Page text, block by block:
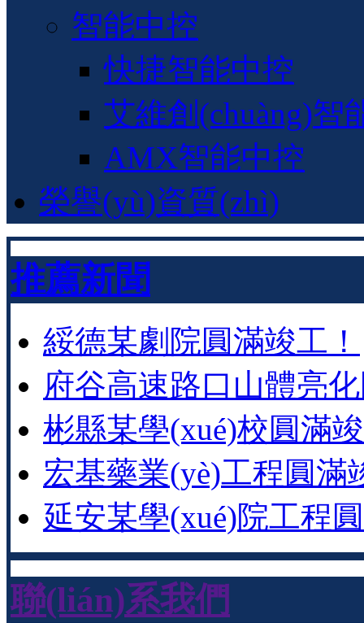
智能中控
快捷智能中控
艾維創(chuàng)智
AMX智能中控
榮譽(yù)資質(zhì)
推薦新聞
綏德某劇院圓滿竣工！
府谷高速路口山體亮化
彬縣某學(xué)校圓滿竣工
宏基藥業(yè)工程圓滿
延安某學(xué)院工程
聯(lián)系我們